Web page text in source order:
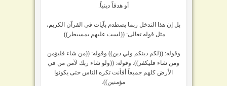
أو هدفاً دينياً.
بل إن هذا التدخل ربما يصطدم بآيات في القرآن الكريم،
مثل قوله تعالى: ((لست عليهم بمسيطر)).
وقوله: ((لكم دينكم ولي دين)) وقوله: ((من شاء فليؤمن
ومن شاء فليكفر)). وقوله: ((ولو شاء ربك لآمن من في
الأرض كلهم جميعاً أفأنت تكره الناس حتى يكونوا
مؤمنين)).